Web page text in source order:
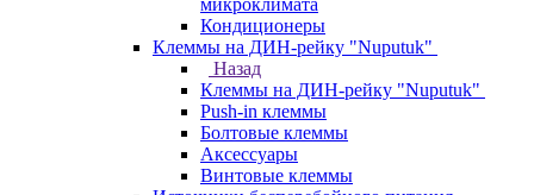
микроклимата
Кондиционеры
Клеммы на ДИН-рейку "Nuputuk"
Назад
Клеммы на ДИН-рейку "Nuputuk"
Push-in клеммы
Болтовые клеммы
Аксессуары
Винтовые клеммы